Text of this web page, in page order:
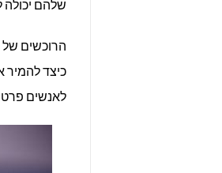
שלהם יכולה
הרוכשים של
כיצד להמיר
לאנשים